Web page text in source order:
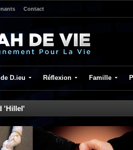
Contact
D.ieu Réflexion Famille
'Hillel'